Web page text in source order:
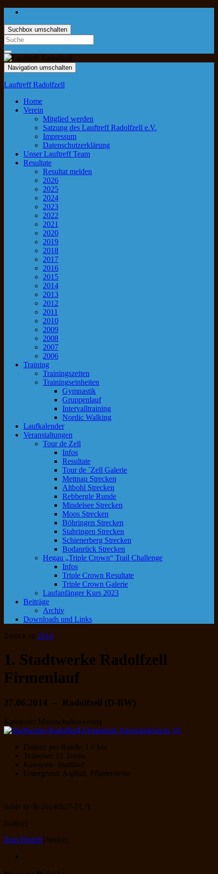
Suchbox umschalten
Navigation umschalten
Lauftreff Radolfzell
Home
Verein
Mitglied werden
Satzung des Lauftreff Radolfzell e.V.
Impressum
Datenschutzerklärung
Unser Lauftreff Team
Resultate
Resultat melden
2026
2025
2024
2023
2022
2021
2020
2019
2018
2017
2016
2015
2014
2013
2012
2011
2010
2009
2008
2007
2006
Training
Trainingszeiten
Trainingseinheiten
Gymnastik
Gruppenlauf
Intervalltraining
Nordic Walking
Laufkalender
Veranstaltungen
Tour de Zell
Infos
Resultate
Tour de ´Zell Galerie
Mettnau Strecken
Altbohl Strecken
Rebbergle Runde
Mindelsee Strecken
Moos Strecken
Böhringen Strecken
Stahringen Strecken
Schienerberg Strecken
Bodanrück Strecken
Hegau „Triple Crown“ Trail Challenge
Infos
Triple Crown Resultate
Triple Crown Galerie
Laufanfänger Kurs 2023
Beiträge
Archiv
Downloads und Links
Zurück zu 2014
1. Stadtwerke Radolfzell
Firmenlauf
27.06.2014 – Radolfzell (D-BW)
Kategorie: Mannschaftswertung
Distanz pro Runde: 1.6 km
Teilneher: 51 Teams
Kategorie: Stadtlauf
Untergrund: Asphalt, Pflastersteine
[table id=R-20140627-FL /]
[notice]
Zum Bericht[/notice]